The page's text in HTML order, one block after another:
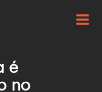
é
no